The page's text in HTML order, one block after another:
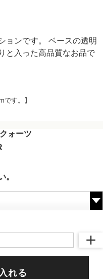
ョンです。 ベースの透明
と入った高品質なお品で
す。】
ォーツ
。
れる